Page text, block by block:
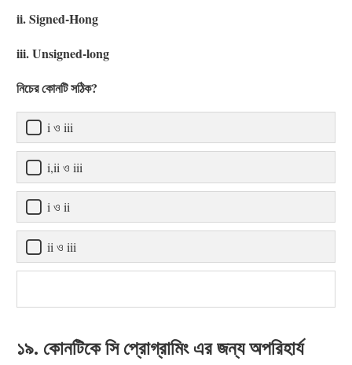
ii. Signed-Hong
iii. Unsigned-long
নিচের কোনটি সঠিক?
i ও iii
i,ii ও iii
i ও ii
ii ও iii
১৯. কোনটিকে সি প্রোগ্রামিং এর জন্য অপরিহার্য